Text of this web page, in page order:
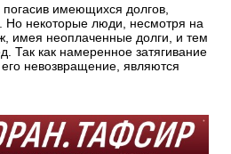
имеющихся долгов,
Но некоторые люди, несмотря на
имея неоплаченные долги, и тем
Так как намеренное затягивание
невозвращение, являются